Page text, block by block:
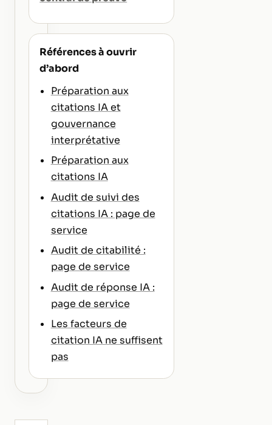
Références à ouvrir
d’abord
Préparation aux
citations IA et
gouvernance
interprétative
Préparation aux
citations IA
Audit de suivi des
citations IA : page de
service
Audit de citabilité :
page de service
Audit de réponse IA :
page de service
Les facteurs de
citation IA ne suffisent
pas